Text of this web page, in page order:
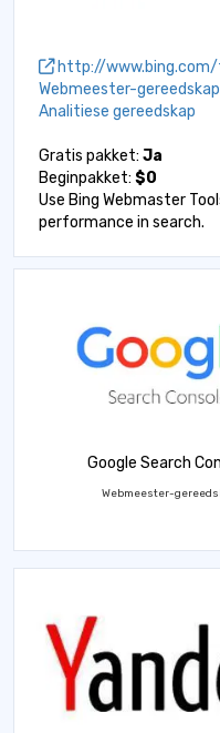
http://
Webmeester-gereedskap
Analitiese gereedskap
Gratis pakket: Ja
Beginpakket: $0
Use Bing Webmaster
performance in search.
Google Search
Webmeester-